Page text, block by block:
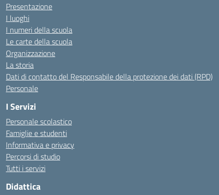
Presentazione
I luoghi
I numeri della scuola
Le carte della scuola
Organizzazione
La storia
Dati di contatto del Responsabile della protezione dei dati (RPD)
Personale
I Servizi
Personale scolastico
Famiglie e studenti
Informativa e privacy
Percorsi di studio
Tutti i servizi
Didattica